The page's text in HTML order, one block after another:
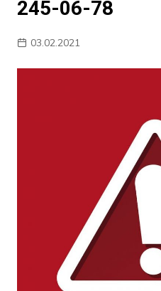
245-06-78
03.02.2021